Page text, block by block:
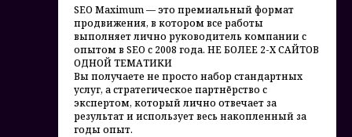
SEO Maximum — это премиальный формат
продвижения, в котором все работы
выполняет лично руководитель компании с
опытом в SEO с 2008 года. НЕ БОЛЕЕ 2-Х САЙТОВ
ОДНОЙ ТЕМАТИКИ
Вы получаете не просто набор стандартных
услуг, а стратегическое партнёрство с
экспертом, который лично отвечает за
результат и использует весь накопленный за
годы опыт.